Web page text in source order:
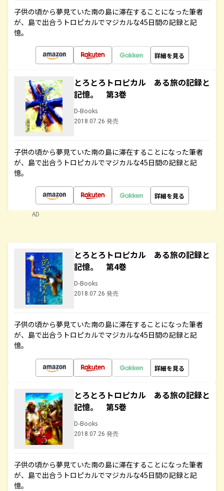
子供の頃から夢見ていた南の島に滞在することになった筆者
が、島で出合うトロピカルでマジカルな45日間の記録と記
憶。
詳細を見る
とろとろトロピカル ある旅の記録と
記憶。 第3巻
D-Books
2018.07.26 発売
子供の頃から夢見ていた南の島に滞在することになった筆者
が、島で出合うトロピカルでマジカルな45日間の記録と記
憶。
詳細を見る
AD
とろとろトロピカル ある旅の記録と
記憶。 第4巻
D-Books
2018.07.26 発売
子供の頃から夢見ていた南の島に滞在することになった筆者
が、島で出合うトロピカルでマジカルな45日間の記録と記
憶。
詳細を見る
とろとろトロピカル ある旅の記録と
記憶。 第5巻
D-Books
2018.07.26 発売
子供の頃から夢見ていた南の島に滞在することになった筆者
が、島で出合うトロピカルでマジカルな45日間の記録と記
憶。